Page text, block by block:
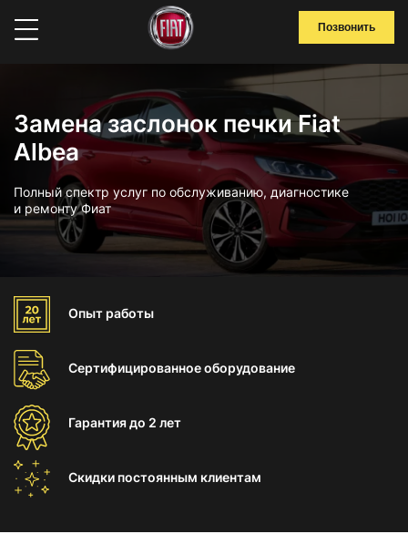
Позвонить
Замена заслонок печки Fiat
Albea
Полный спектр услуг по обслуживанию, диагностике
и ремонту Фиат
Опыт работы
Сертифицированноеоборудование
Гарантиядо 2 лет
Скидки постоянным клиентам